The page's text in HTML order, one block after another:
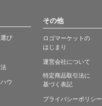
び
ウ
その他
ロゴマーケットの
はじまり
運営会社について
特定商品取引法に
基づく表記
プライバシーポリシー